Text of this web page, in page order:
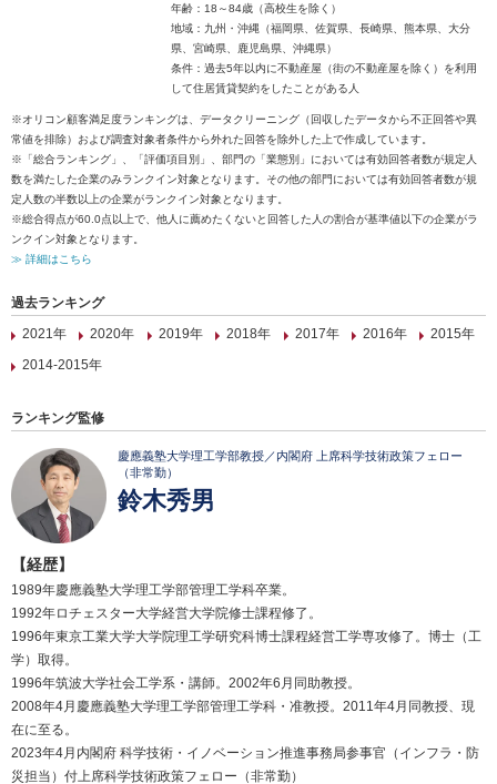
年齢：18～84歳（高校生を除く）
地域：九州・沖縄（福岡県、佐賀県、長崎県、熊本県、大分
県、宮崎県、鹿児島県、沖縄県）
条件：過去5年以内に不動産屋（街の不動産屋を除く）を利用
して住居賃貸契約をしたことがある人
※オリコン顧客満足度ランキングは、データクリーニング（回収したデータから不正回答や異
常値を排除）および調査対象者条件から外れた回答を除外した上で作成しています。
※「総合ランキング」、「評価項目別」、部門の「業態別」においては有効回答者数が規定人
数を満たした企業のみランクイン対象となります。その他の部門においては有効回答者数が規
定人数の半数以上の企業がランクイン対象となります。
※総合得点が60.0点以上で、他人に薦めたくないと回答した人の割合が基準値以下の企業がラ
ンクイン対象となります。
≫ 詳細はこちら
過去ランキング
2021年
2020年 2019年 2018年 2017年 2016年
2015年
2014-2015年
ランキング監修
慶應義塾大学理工学部教授／内閣府 上席科学技術政策フェロー
（非常勤）
鈴木秀男
【経歴】
1989年慶應義塾大学理工学部管理工学科卒業。
1992年ロチェスター大学経営大学院修士課程修了。
1996年東京工業大学大学院理工学研究科博士課程経営工学専攻修了。博士（工
学）取得。
1996年筑波大学社会工学系・講師。2002年6月同助教授。
2008年4月慶應義塾大学理工学部管理工学科・准教授。2011年4月同教授、現
在に至る。
2023年4月内閣府 科学技術・イノベーション推進事務局参事官（インフラ・防
災担当）付上席科学技術政策フェロー（非常勤）